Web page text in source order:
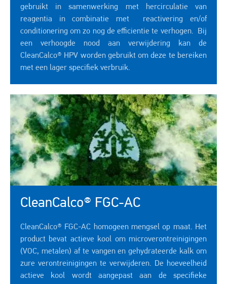
gebruikt in samenwerking met hercirculatie van
reagentia in combinatie met reactivering en/of
conditionering om zo nog de efficientie te verhogen. Bij
een verhoogde nood aan verwijdering kan de
CleanCalco® HPV worden gebruikt om deze te bereiken
met een lager specifiek verbruik.
CleanCalco® FGC-AC
CleanCalco® FGC-AC homogeen mengsel op maat. Het
product bevat actieve kool om microverontreinigingen
(VOC, metalen) af te vangen en gehydrateerde kalk om
zure verontreinigingen te verwijderen. De hoeveelheid
actieve kool wordt aangepast aan de specifieke